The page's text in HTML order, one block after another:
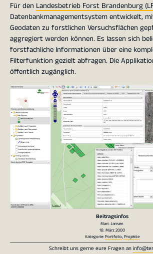
Für den Landesbetrieb Forst Brandenburg
Datenbankmanagementsystem entwickelt,
Geodaten zu forstlichen Versuchsflächen
aggregiert werden können. Es lassen sich
forstfachliche Informationen über eine
Filterfunktion gezielt abfragen. Die
öffentlich zugänglich.
Beitragsinfos
Marc Jansen
18. März 2000
Kategorie:Portfolio,Projekte
Schreibt uns gerne eure Fragen an